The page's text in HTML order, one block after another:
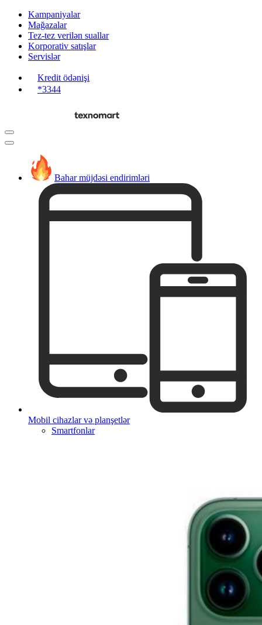
Kampaniyalar
Mağazalar
Tez-tez verilən suallar
Korporativ satışlar
Servislər
Kredit ödənişi
*3344
Bahar müjdəsi endirimləri
Mobil cihazlar və planşetlər
Smartfonlar